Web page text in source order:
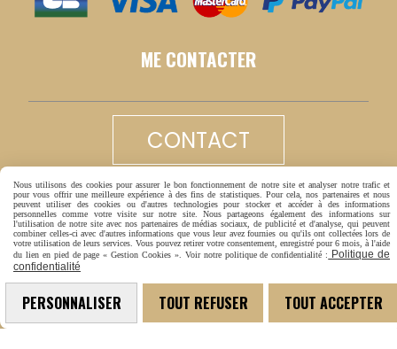
ME CONTACTER
CONTACT
LIVRAISON RAPIDE
Nous utilisons des cookies pour assurer le bon fonctionnement de notre site et analyser notre trafic et
pour vous offrir une meilleure expérience à des fins de statistiques. Pour cela, nos partenaires et nous
peuvent utiliser des cookies ou d'autres technologies pour stocker et accéder à des informations
personnelles comme votre visite sur notre site. Nous partageons également des informations sur
l'utilisation de notre site avec nos partenaires de médias sociaux, de publicité et d'analyse, qui peuvent
combiner celles-ci avec d'autres informations que vous leur avez fournies ou qu'ils ont collectées lors de
votre utilisation de leurs services. Vous pouvez retirer votre consentement, enregistré pour 6 mois, à l'aide
du lien en pied de page « Gestion Cookies ». Voir notre politique de confidentialité :
Politique de
confidentialité
PERSONNALISER TOUT REFUSER TOUT ACCEPTER